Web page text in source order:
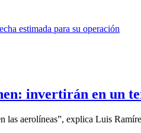
invertirán en un
las aerolíneas”, explica Luis